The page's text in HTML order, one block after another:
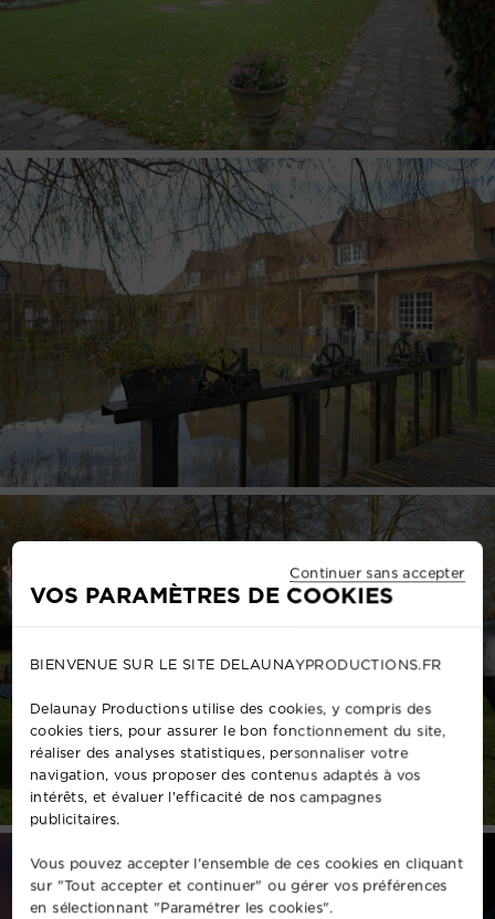
VOS PARAMÈTRES DE COOKIES
Continuer sans accepter
BIENVENUE SUR LE SITE DELAUNAYPRODUCTIONS.FR
Delaunay Productions utilise des cookies, y compris des
cookies tiers, pour assurer le bon fonctionnement du site,
réaliser des analyses statistiques, personnaliser votre
navigation, vous proposer des contenus adaptés à vos
intérêts, et évaluer l'efficacité de nos campagnes
publicitaires.
Vous pouvez accepter l'ensemble de ces cookies en cliquant
sur "Tout accepter et continuer" ou gérer vos préférences
en sélectionnant "Paramétrer les cookies".